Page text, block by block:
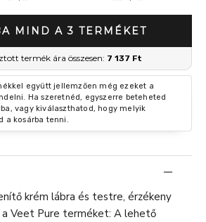
MIND A 3 TERMÉKET
termék ára összesen: 7 137 Ft
együtt jellemzően még ezeket a
Ha szeretnéd, egyszerre beteheted
vagy kiválaszthatod, hogy melyik
a kosárba tenni.
krém lábra és testre, érzékeny
a Veet Pure terméket: A lehető